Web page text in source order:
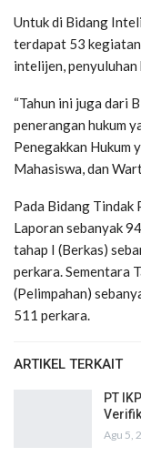
Untuk di Bidang
terdapat 53
intelijen, penyuluhan
“Tahun ini juga dari
penerangan hukum
Penegakkan Hukum
Mahasiswa, dan
Pada Bidang Tindak
Laporan sebanyak
tahap I (Berkas)
perkara. Sementara
(Pelimpahan)
511 perkara.
ARTIKEL TERKAIT
PT
Agu 5,